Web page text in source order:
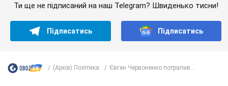
Ти ще не підписаний на наш Telegram? Швиденько тисни!
Підписатись Підписатись
(Архів) Політика Євген Червоненко потрапив...